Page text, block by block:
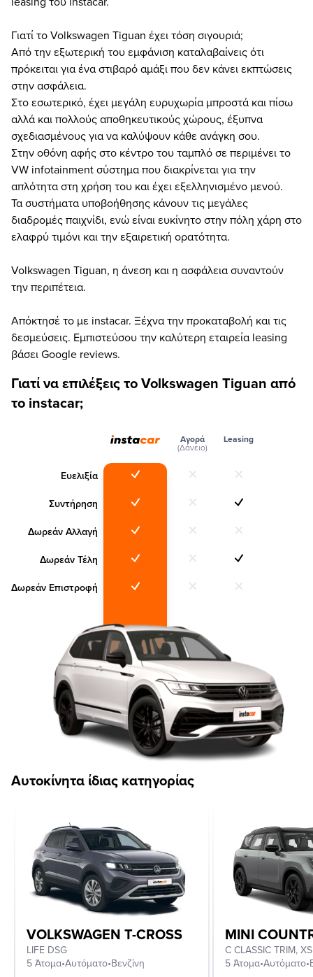
Γιατί το Volkswagen Tiguan έχει τόση σιγουριά;
Από την εξωτερική του εμφάνιση καταλαβαίνεις ότι
πρόκειται για ένα στιβαρό αμάξι που δεν κάνει εκπτώσεις
στην ασφάλεια.
Στο εσωτερικό, έχει μεγάλη ευρυχωρία μπροστά και πίσω
αλλά και πολλούς αποθηκευτικούς χώρους, έξυπνα
σχεδιασμένους για να καλύψουν κάθε ανάγκη σου.
Στην οθόνη αφής στο κέντρο του ταμπλό σε περιμένει το
VW infotainment σύστημα που διακρίνεται για την
απλότητα στη χρήση του και έχει εξελληνισμένο μενού.
Τα συστήματα υποβοήθησης κάνουν τις μεγάλες
διαδρομές παιχνίδι, ενώ είναι ευκίνητο στην πόλη χάρη στο
ελαφρύ τιμόνι και την εξαιρετική ορατότητα.
Volkswagen Tiguan, η άνεση και η ασφάλεια συναντούν
την περιπέτεια.
Απόκτησέ το με instacar. Ξέχνα την προκαταβολή και τις
δεσμεύσεις. Εμπιστεύσου την καλύτερη εταιρεία leasing
βάσει Google reviews.
Γιατί να επιλέξεις το Volkswagen Tiguan από
το instacar;
Ευελιξία
Συντήρηση
Δωρεάν Αλλαγή
Δωρεάν Τέλη
Δωρεάν Επιστροφή
Αγορά
(Δάνειο)
Leasing
Αυτοκίνητα ίδιας κατηγορίας
VOLKSWAGEN T-CROSS
LIFE DSG
5 Άτομα•Αυτόματο•Βενζίνη
MINI
5 Άτομα•Αυτόματο•